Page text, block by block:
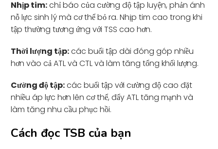
Nhịp tim:chỉ báo của cường độ tập luyện, phản ánh
nỗ lực sinh lý mà cơ thể bỏ ra. Nhịp tim cao trong khi
tập thường tương ứng với TSS cao hơn.
Thời lượng tập:các buổi tập dài đóng góp nhiều
hơn vào cả ATL và CTL và làm tăng tổng khối lượng.
Cường độ tập:các buổi tập với cường độ cao đặt
nhiều áp lực hơn lên cơ thể, đẩy ATL tăng mạnh và
làm tăng nhu cầu phục hồi.
Cách đọc TSB của bạn